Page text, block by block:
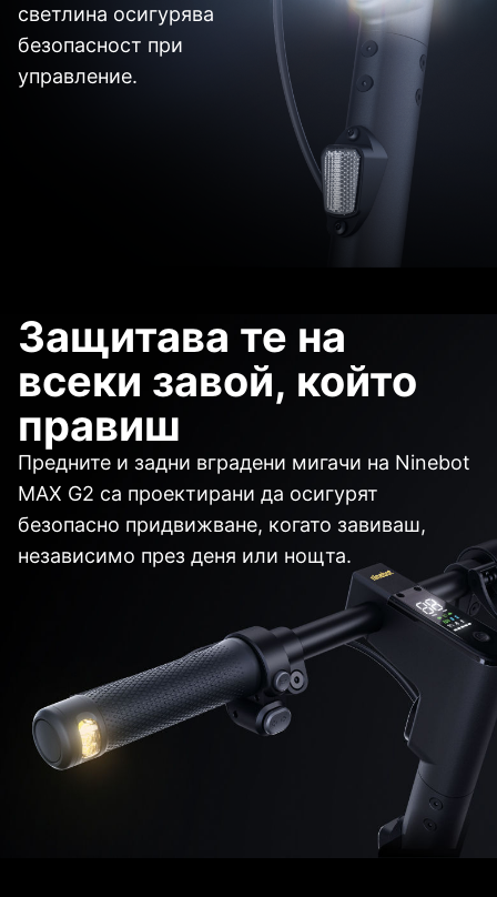
светлина осигурява
безопасност при
управление.
Защитава те на
всеки завой, който
правиш
Предните и задни вградени мигачи на Ninebot
MAX G2 са проектирани да осигурят
безопасно придвижване, когато завиваш,
независимо през деня или нощта.